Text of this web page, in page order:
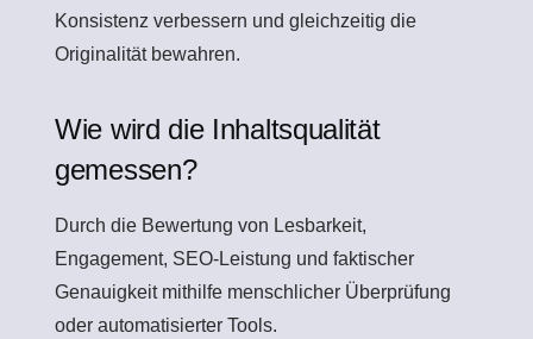
Konsistenz verbessern und gleichzeitig die
Originalität bewahren.
Wie wird die Inhaltsqualität
gemessen?
Durch die Bewertung von Lesbarkeit,
Engagement, SEO-Leistung und faktischer
Genauigkeit mithilfe menschlicher Überprüfung
oder automatisierter Tools.